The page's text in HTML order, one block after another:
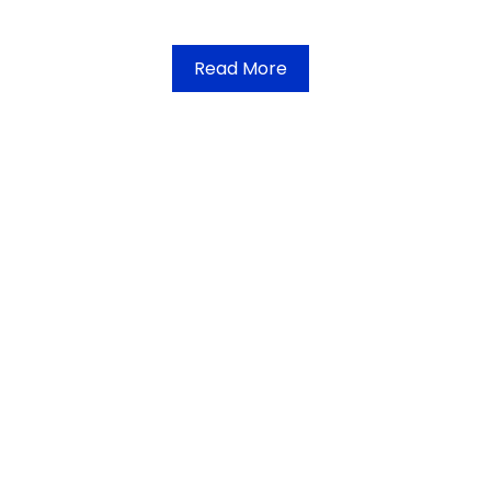
Read More